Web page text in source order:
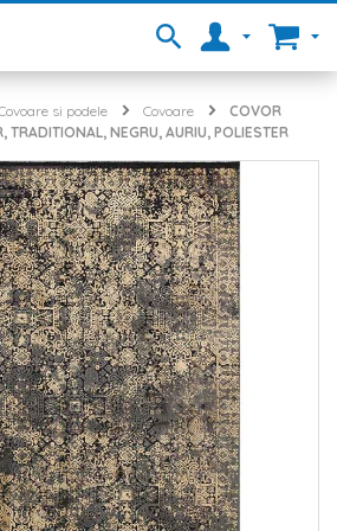
si podele Covoare
COVOR
TRADITIONAL, NEGRU, AURIU, POLIESTER